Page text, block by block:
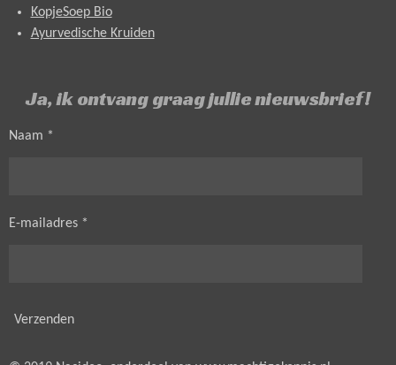
KopjeSoep Bio
Ayurvedische Kruiden
Ja, ik ontvang graag jullie nieuwsbrief!
Naam *
E-mailadres *
Verzenden